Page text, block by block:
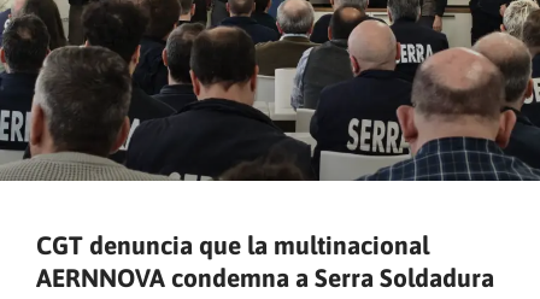
CGT denuncia que la multinacional
AERNNOVA condemna a Serra Soldadura